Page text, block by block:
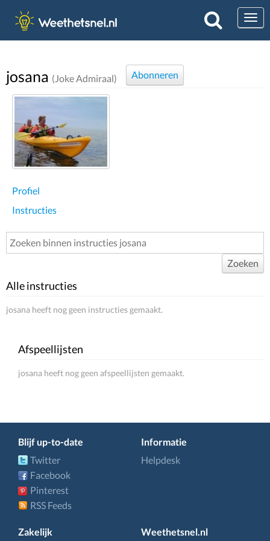
josana (Joke Admiraal) Abonneren
Profiel
Instructies
Zoeken
Alle instructies
josana heeft nog geen instructies gemaakt.
Afspeellijsten
josana heeft nog geen afspeellijsten gemaakt.
Blijf up-to-date
Twitter
Facebook
Pinterest
RSS Feeds
Informatie
Helpdesk
Zakelijk Weethetsnel.nl